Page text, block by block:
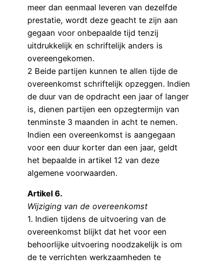
meer dan eenmaal leveren van dezelfde
prestatie, wordt deze geacht te zijn aan
gegaan voor onbepaalde tijd tenzij
uitdrukkelijk en schriftelijk anders is
overeengekomen.
2 Beide partijen kunnen te allen tijde de
overeenkomst schriftelijk opzeggen. Indien
de duur van de opdracht een jaar of langer
is, dienen partijen een opzegtermijn van
tenminste 3 maanden in acht te nemen.
Indien een overeenkomst is aangegaan
voor een duur korter dan een jaar, geldt
het bepaalde in artikel 12 van deze
algemene voorwaarden.
Artikel 6.
Wijziging van de overeenkomst
1. Indien tijdens de uitvoering van de
overeenkomst blijkt dat het voor een
behoorlijke uitvoering noodzakelijk is om
de te verrichten werkzaamheden te